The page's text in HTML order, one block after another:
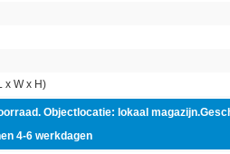
x W x H)
Objectlocatie: lokaal
4-6 werkdagen